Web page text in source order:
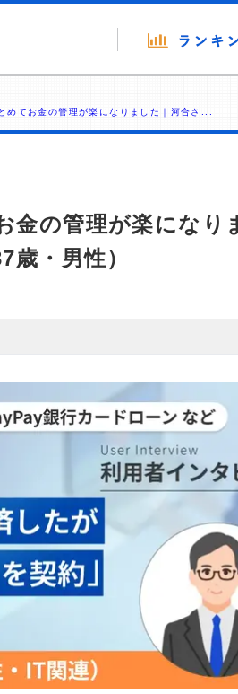
めてお金の管理が楽になりました｜河合さ...
金の管理が楽になり
歳・男性）
し、特定の商品を根拠なくPRするもの
に基づき、公平性を担保した情報提供を行